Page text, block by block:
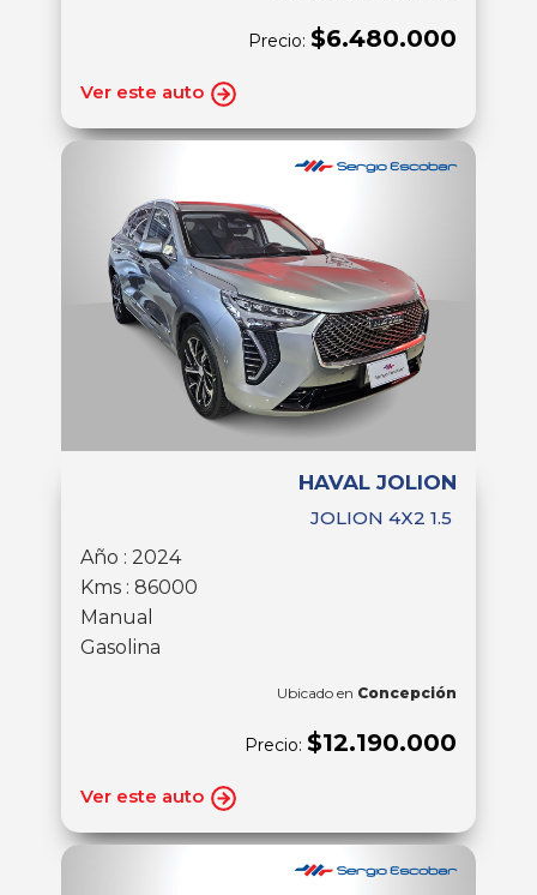
Precio: $6.480.000
Ver este auto
HAVAL JOLION
JOLION 4X2 1.5
Año : 2024
Kms : 86000
Manual
Gasolina
Ubicado en Concepción
Precio: $12.190.000
Ver este auto